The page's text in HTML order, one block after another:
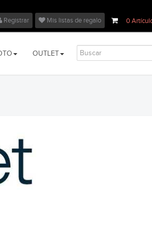
0
Registrar Mis listas de regalo
OUTLET